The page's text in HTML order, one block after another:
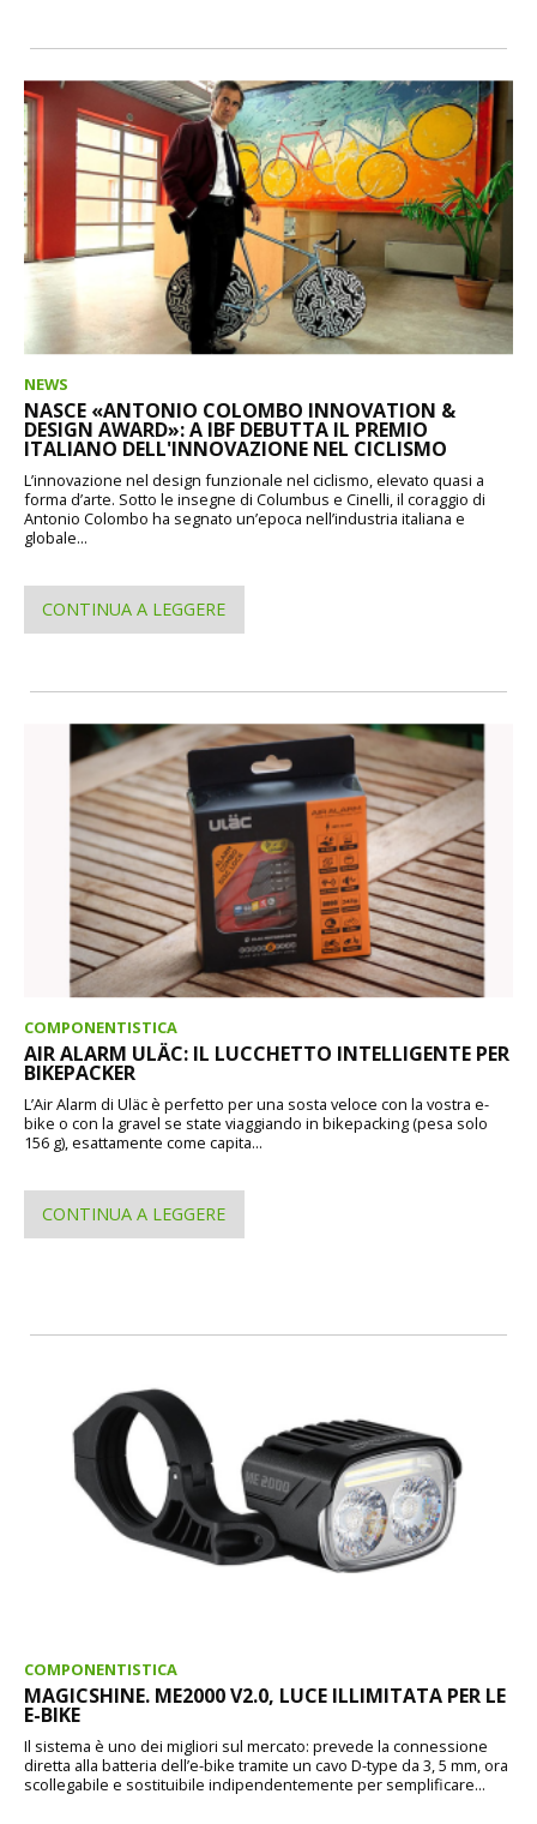
NEWS
NASCE «ANTONIO COLOMBO INNOVATION &
DESIGN AWARD»: A IBF DEBUTTA IL PREMIO
ITALIANO DELL'INNOVAZIONE NEL CICLISMO
L’innovazione nel design funzionale nel ciclismo, elevato quasi a
forma d’arte. Sotto le insegne di Columbus e Cinelli, il coraggio di
Antonio Colombo ha segnato un’epoca nell’industria italiana e
globale...
CONTINUA A LEGGERE
COMPONENTISTICA
AIR ALARM ULÄC: IL LUCCHETTO INTELLIGENTE PER
BIKEPACKER
L’Air Alarm di Uläc è perfetto per una sosta veloce con la vostra e-
bike o con la gravel se state viaggiando in bikepacking (pesa solo
156 g), esattamente come capita...
CONTINUA A LEGGERE
COMPONENTISTICA
MAGICSHINE. ME2000 V2.0, LUCE ILLIMITATA PER LE
E-BIKE
Il sistema è uno dei migliori sul mercato: prevede la connessione
diretta alla batteria dell’e-bike tramite un cavo D-type da 3, 5 mm, ora
scollegabile e sostituibile indipendentemente per semplificare...